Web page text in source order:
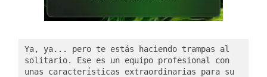
Ya, ya... pero te estás haciendo trampas al
solitario. Ese es un equipo profesional con
unas características extraordinarias para su